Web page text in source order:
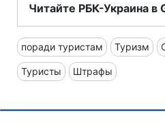
Читайте РБК-Украина в
поради туристам Туризм
Туристы Штрафы